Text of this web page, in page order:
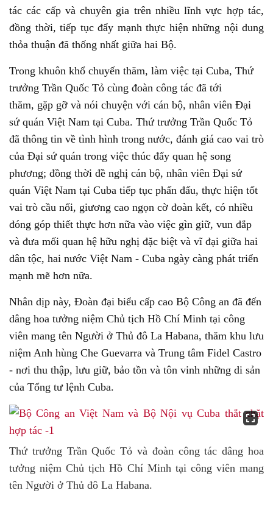
tác các cấp và chuyên gia trên nhiều lĩnh vực hợp tác,
đồng thời, tiếp tục đẩy mạnh thực hiện những nội dung
thỏa thuận đã thống nhất giữa hai Bộ.
Trong khuôn khổ chuyến thăm, làm việc tại Cuba, Thứ
trưởng Trần Quốc Tỏ cùng đoàn công tác đã tới
thăm, gặp gỡ và nói chuyện với cán bộ, nhân viên Đại
sứ quán Việt Nam tại Cuba. Thứ trưởng Trần Quốc Tỏ
đã thông tin về tình hình trong nước, đánh giá cao vai trò
của Đại sứ quán trong việc thúc đẩy quan hệ song
phương; đồng thời đề nghị cán bộ, nhân viên Đại sứ
quán Việt Nam tại Cuba tiếp tục phấn đấu, thực hiện tốt
vai trò cầu nối, giương cao ngọn cờ đoàn kết, có nhiều
đóng góp thiết thực hơn nữa vào việc gìn giữ, vun đắp
và đưa mối quan hệ hữu nghị đặc biệt và vĩ đại giữa hai
dân tộc, hai nước Việt Nam - Cuba ngày càng phát triển
mạnh mẽ hơn nữa.
Nhân dịp này, Đoàn đại biểu cấp cao Bộ Công an đã đến
dâng hoa tưởng niệm Chủ tịch Hồ Chí Minh tại công
viên mang tên Người ở Thủ đô La Habana, thăm khu lưu
niệm Anh hùng Che Guevarra và Trung tâm Fidel Castro
- nơi thu thập, lưu giữ, bảo tồn và tôn vinh những di sản
của Tổng tư lệnh Cuba.
Thứ trưởng Trần Quốc Tỏ và đoàn công tác dâng hoa
tưởng niệm Chủ tịch Hồ Chí Minh tại công viên mang
tên Người ở Thủ đô La Habana.